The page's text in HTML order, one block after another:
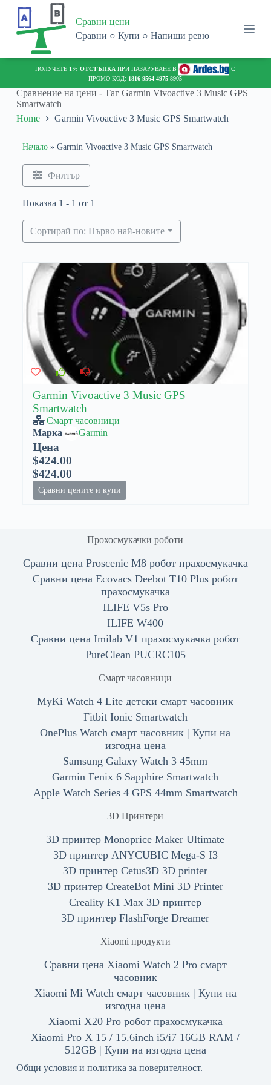
o
Сравни цени
Сравни ○ Купи ○ Напиши ревю
ПОЛУЧЕТЕ 1% ОТСТЪПКА ПРИ ПАЗАРУВАНЕ В
С
ПРОМО КОД: 1816-9564-4975-8905
Сравнение на цени - ТагGarmin Vivoactive 3 Music GPS
Smartwatch
Home
Garmin Vivoactive 3 Music GPS Smartwatch
Начало» Garmin Vivoactive 3 Music GPS Smartwatch
Филтър
Показва 1 - 1 от 1
Сортирай по: Първо най-новите
Garmin Vivoactive 3 Music GPS
Smartwatch
Смарт часовници
Марка
Garmin
Цена
$424.00
$424.00
Сравни цените и купи
Прохосмукачки роботи
Сравни цена Proscenic M8 робот прахосмукачка
Сравни цена Ecovacs Deebot T10 Plus робот
прахосмукачка
ILIFE V5s Pro
ILIFE W400
Сравни цена Imilab V1 прахосмукачка робот
PureClean PUCRC105
Смарт часовници
MyKi Watch 4 Lite детски смарт часовник
Fitbit Ionic Smartwatch
OnePlus Watch смарт часовник | Купи на
изгодна цена
Samsung Galaxy Watch 3 45mm
Garmin Fenix 6 Sapphire Smartwatch
Apple Watch Series 4 GPS 44mm Smartwatch
3D Принтери
3D принтер Monoprice Maker Ultimate
3D принтер ANYCUBIC Mega-S I3
3D принтер Cetus3D 3D printer
3D принтер CreateBot Mini 3D Printer
Creality K1 Max 3D принтер
3D принтер FlashForge Dreamer
Xiaomi продукти
Сравни цена Xiaomi Watch 2 Pro смарт
часовник
Xiaomi Mi Watch смарт часовник | Купи на
изгодна цена
Xiaomi X20 Pro робот прахосмукачка
Xiaomi Pro X 15 / 15.6inch i5/i7 16GB RAM /
512GB | Купи на изгодна цена
Общи условия и политика за поверителност.